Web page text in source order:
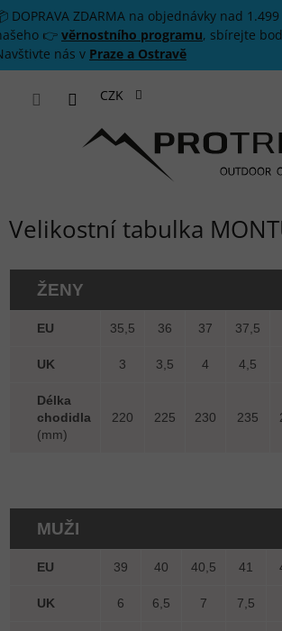
Přejít na obsah
DOPRAVA ZDARMA na objednávky nad
👉 věrnostního programu, sbírejte
nás v Praze a Ostravě
CZK
Velikostní tabulka
ŽENY
EU 35,5 36 37 37,5
UK 3 3,5 4 4,5
Délka
chodidla
(mm)
220 225 230 235
MUŽI
EU 39 40 40,5 41
UK 6 6,5 7 7,5